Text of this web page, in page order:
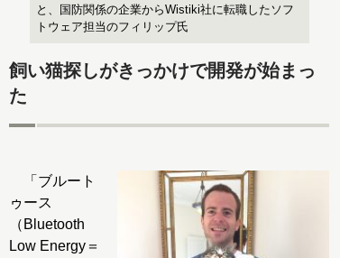
と、国防関係の企業からWistiki社に転職したソフ
トウェア担当のフィリップ氏
飼い猫探しがきっかけで開発が始まっ
た
「ブルート
ゥース
（Bluetooth
Low Energy＝